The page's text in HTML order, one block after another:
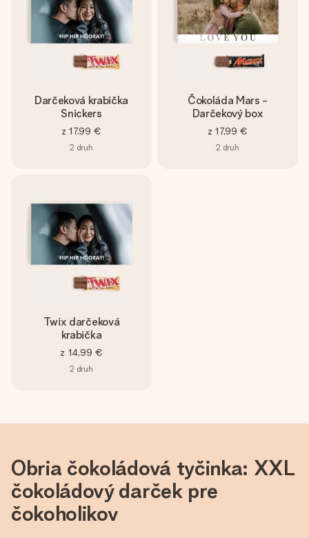
Darčeková krabička
Snickers
z 17,99 €
2 druh
Čokoláda Mars -
Darčekový box
z 17,99 €
2 druh
Twix darčeková
krabička
z 14,99 €
2 druh
Obria čokoládová tyčinka: XXL
čokoládový darček pre
čokoholikov